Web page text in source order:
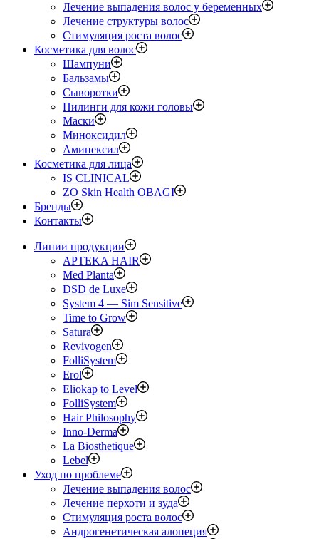
Лечение выпадения волос у беременных
Лечение структуры волос
Стимуляция роста волос
Косметика для волос
Шампуни
Бальзамы
Сыворотки
Пилинги для кожи головы
Маски
Миноксидил
Аминексил
Косметика для лица
IS CLINICAL
ZO Skin Health OBAGI
Бренды
Контакты
Линии продукции
APTEKA HAIR
Med Planta
DSD de Luxe
System 4 — Sim Sensitive
Time to Grow
Satura
Revivogen
FolliSystem
Erol
Eliokap to Level
FolliSystem
Hair Philosophy
Inno-Derma
La Biosthetique
Lebel
Уход по проблеме
Лечение выпадения волос
Лечение перхоти и зуда
Стимуляция роста волос
Андрогенетическая алопеция